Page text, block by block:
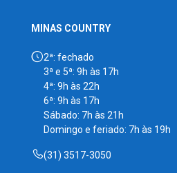
MINAS COUNTRY
2ª: fechado
3ª e 5ª: 9h às 17h
4ª: 9h às 22h
6ª: 9h às 17h
Sábado: 7h às 21h
Domingo e feriado: 7h às 19h
(31) 3517-3050